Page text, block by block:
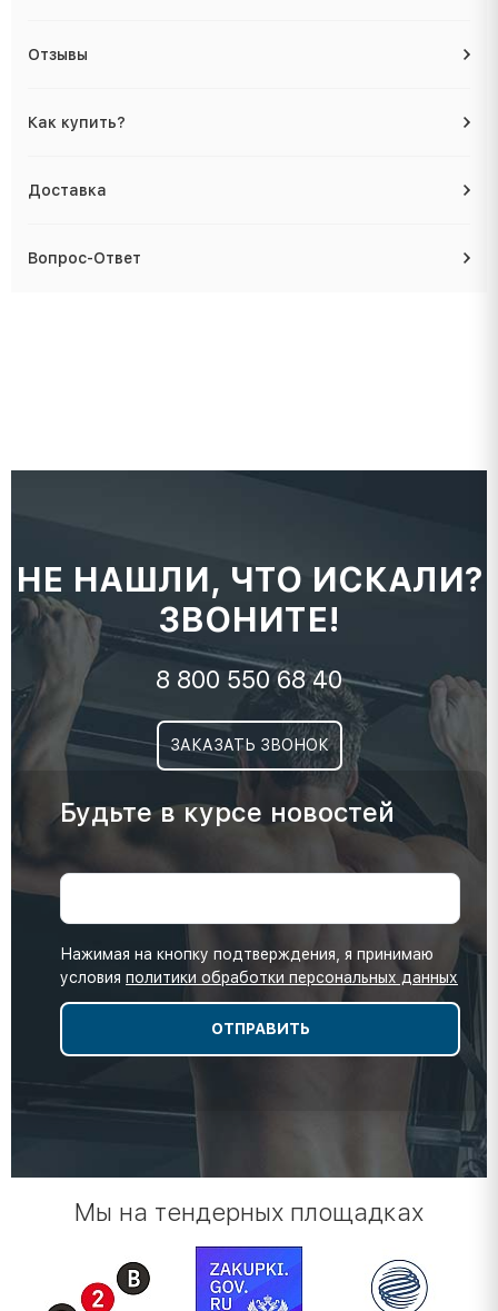
Отзывы
Как купить?
Доставка
Вопрос-Ответ
НЕ НАШЛИ, ЧТО ИСКАЛИ?
ЗВОНИТЕ!
8 800 550 68 40
ЗАКАЗАТЬ ЗВОНОК
Будьте в курсе новостей
Нажимая на кнопку подтверждения, я принимаю
условия политики обработки персональных данных
Мы на тендерных площадках